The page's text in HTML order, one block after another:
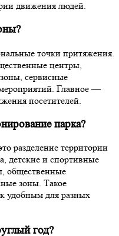
движения людей.
точки притяжения.
центры,
сервисные
Главное —
посетителей.
парка?
разделение территории
детские и спортивные
общественные
зоны. Такое
удобным для разных
год?